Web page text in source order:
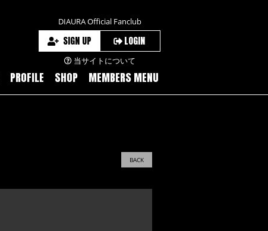
DIAURA Official Fanclub
SIGN UP LOGIN
当サイトについて
PROFILE SHOP MEMBERS MENU
BACK